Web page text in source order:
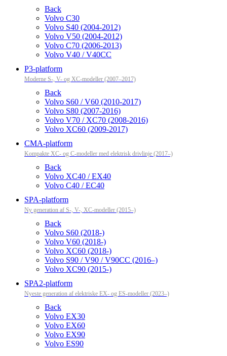
Back
Volvo C30
Volvo S40 (2004-2012)
Volvo V50 (2004-2012)
Volvo C70 (2006-2013)
Volvo V40 / V40CC
P3-platform
Moderne S-, V- og XC-modeller (2007–2017)
Back
Volvo S60 / V60 (2010-2017)
Volvo S80 (2007-2016)
Volvo V70 / XC70 (2008-2016)
Volvo XC60 (2009-2017)
CMA-platform
Kompakte XC- og C-modeller med elektrisk drivlinje (2017–)
Back
Volvo XC40 / EX40
Volvo C40 / EC40
SPA-platform
Ny generation af S-, V-, XC-modeller (2015–)
Back
Volvo S60 (2018-)
Volvo V60 (2018-)
Volvo XC60 (2018-)
Volvo S90 / V90 / V90CC (2016–)
Volvo XC90 (2015-)
SPA2-platform
Nyeste generation af elektriske EX- og ES-modeller (2023–)
Back
Volvo EX30
Volvo EX60
Volvo EX90
Volvo ES90